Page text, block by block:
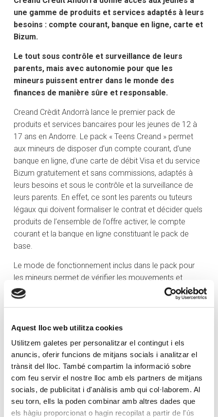
Aquest lloc web utilitza cookies
Utilitzem galetes per personalitzar el contingut i els
anuncis, oferir funcions de mitjans socials i analitzar el
trànsit del lloc. També compartim la informació sobre
com feu servir el nostre lloc amb els partners de mitjans
socials, de publicitat i d'anàlisis amb qui col·laborem. Al
seu torn, ells la poden combinar amb altres dades que
els hàgiu proporcionat o hagin recopilat a partir de l'ús
une gamme de produits et services adaptés à leurs
besoins : compte courant, banque en ligne, carte et
Bizum.
Le tout sous contrôle et surveillance de leurs
parents, mais avec autonomie pour que les
mineurs puissent entrer dans le monde des
finances de manière sûre et responsable.
Creand Crèdit Andorrà lance le premier pack de
produits et services bancaires pour les jeunes de 12 à
17 ans en Andorre. Le pack « Teens Creand » permet
aux mineurs de disposer d’un compte courant, d’une
banque en ligne, d’une carte de débit Visa et du service
Bizum gratuitement et sans commissions, adaptés à
leurs besoins et sous le contrôle et la surveillance de
leurs parents. En effet, ce sont les parents ou tuteurs
légaux qui doivent formaliser le contrat et décider quels
produits de l’ensemble de l’offre activer, le compte
courant et la banque en ligne constituant le pack de
base.
Le mode de fonctionnement inclus dans le pack pour
les mineurs permet de vérifier les mouvements et
détails du compte courant, de la carte reliée au service
et des opérations Bizum qui sont réalisées. Il permet
l’argent via Bizum, ainsi que d’effectuer des achats en
ligne, si les parents ou tuteurs en conviennent.
Concernant les plafonds, des limites spécifiques et
réduites sont établies, que les parents ou tuteurs légaux
peuvent augmenter à tout moment dans le cas de la
carte de débit. Parmi les principales caractéristiques de
l’offre, il est également possible d’effectuer des retraits
gratuits avec la carte dans des distributeurs